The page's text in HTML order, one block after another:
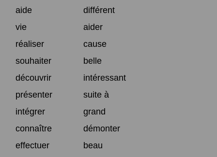
aide
différent
vie
aider
réaliser
cause
souhaiter
belle
découvrir
intéressant
présenter
suite à
intégrer
grand
connaître
démonter
effectuer
beau